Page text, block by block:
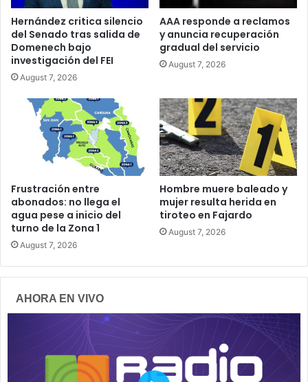
Hernández critica silencio
del Senado tras salida de
Domenech bajo
investigación del FEI
August 7, 2026
AAA responde a reclamos
y anuncia recuperación
gradual del servicio
August 7, 2026
Frustración entre
abonados: no llega el
agua pese a inicio del
turno de la Zona 1
August 7, 2026
Hombre muere baleado y
mujer resulta herida en
tiroteo en Fajardo
August 7, 2026
AHORA EN VIVO